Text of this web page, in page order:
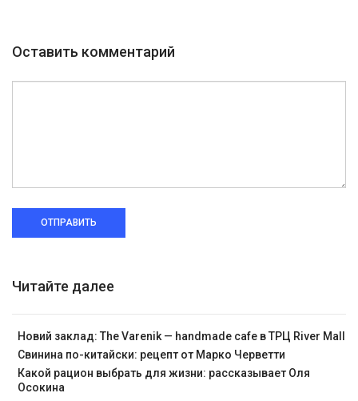
Оставить комментарий
ОТПРАВИТЬ
Читайте далее
Новий заклад: The Varenik — handmade cafe в ТРЦ River Mall
Свинина по-китайски: рецепт от Марко Черветти
Какой рацион выбрать для жизни: рассказывает Оля
Осокина